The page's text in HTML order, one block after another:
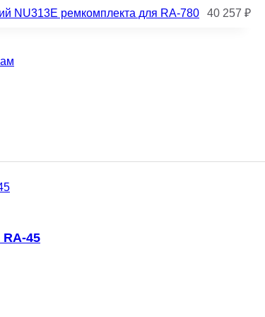
NU313E ремкомплекта для RA-780 40 257 ₽
45